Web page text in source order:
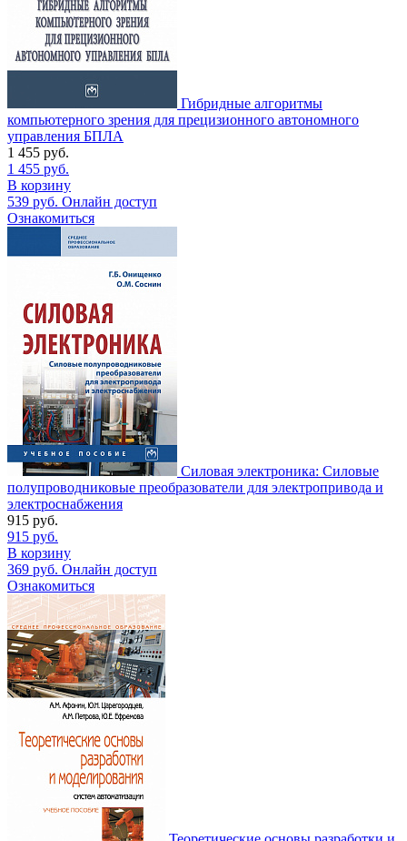
Гибридные алгоритмы
компьютерного зрения для прецизионного автономного
управления БПЛА
1 455 руб.
1 455 руб.
В корзину
539 руб. Онлайн доступ
Ознакомиться
Силовая электроника: Силовые
полупроводниковые преобразователи для электропривода и
электроснабжения
915 руб.
915 руб.
В корзину
369 руб. Онлайн доступ
Ознакомиться